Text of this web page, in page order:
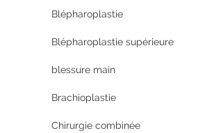
Blépharoplastie
Blépharoplastie supérieure
blessure main
Brachioplastie
Chirurgie combinée